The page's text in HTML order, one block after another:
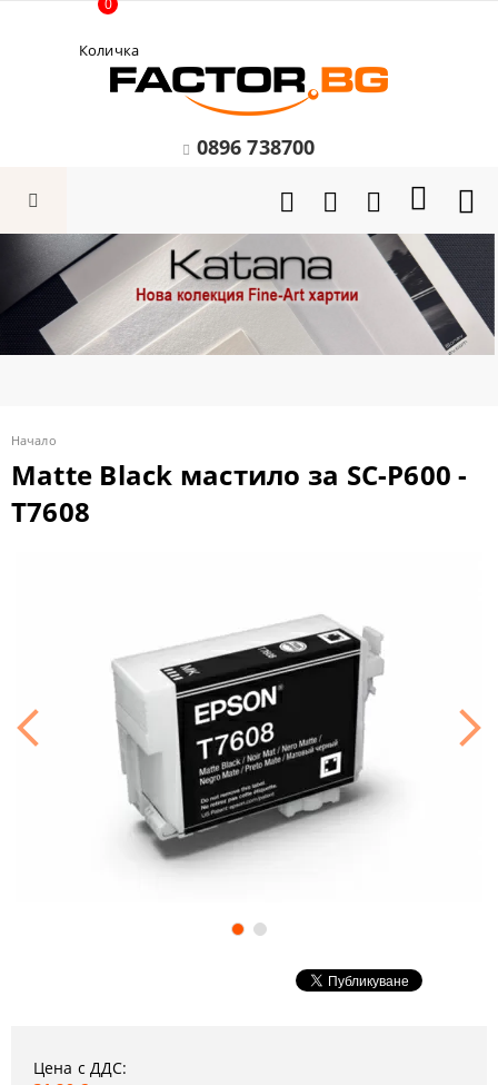
Количка
0
0896 738700
Начало
Matte Black мастило за SC-P600 -
T7608
Цена с ДДС: